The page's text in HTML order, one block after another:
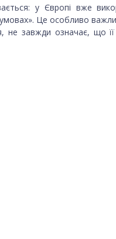
у Європі вже
Це особливо
не завжди означає,